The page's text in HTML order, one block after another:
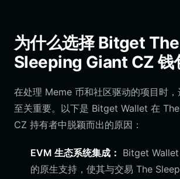
为什么选择 Bitget The
Sleeping Giant CZ 钱
在处理 Meme 币和社区驱动的项目时
至关重要。以下是 Bitget Wallet 在
CZ 持有者中脱颖而出的原因：
EVM 生态系统集成： Bitget
的原生支持，使其与交易 The